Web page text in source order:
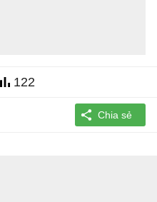
122